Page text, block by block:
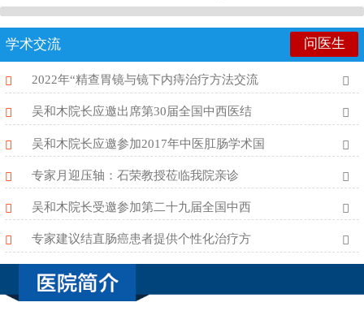
学术交流 问医生
2022年“精查胃镜与镜下内痔治疗方法交流
吴和木院长应邀出席第30届全国中西医结
吴和木院长应邀参加2017年中医肛肠学术国
专家月迎压轴：石荣教授莅临我院亲诊
吴和木院长受邀参加第二十九届全国中西
专家建议结直肠癌患者提供个性化治疗方